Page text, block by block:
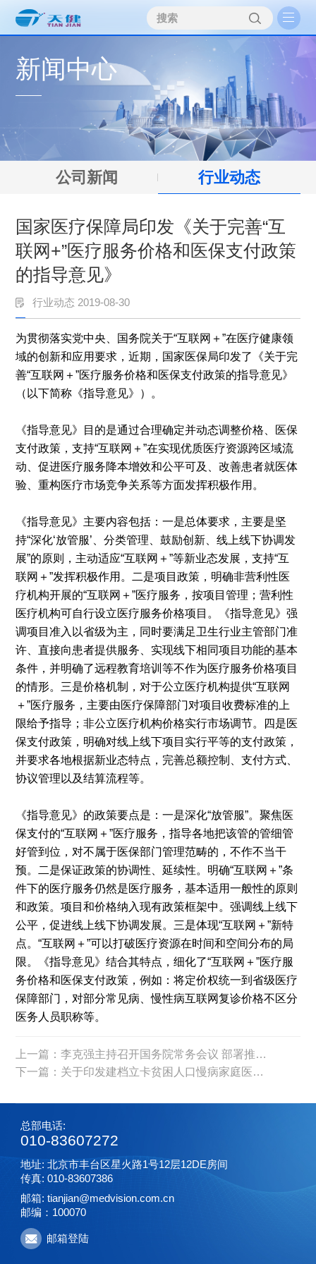
新闻中心
公司新闻 行业动态
国家医疗保障局印发《关于完善“互
联网+”医疗服务价格和医保支付政策
的指导意见》
行业动态 2019-08-30
为贯彻落实党中央、国务院关于“互联网＋”在医疗健康领
域的创新和应用要求，近期，国家医保局印发了《关于完
善“互联网＋”医疗服务价格和医保支付政策的指导意见》
（以下简称《指导意见》）。
《指导意见》目的是通过合理确定并动态调整价格、医保
支付政策，支持“互联网＋”在实现优质医疗资源跨区域流
动、促进医疗服务降本增效和公平可及、改善患者就医体
验、重构医疗市场竞争关系等方面发挥积极作用。
《指导意见》主要内容包括：一是总体要求，主要是坚
持“深化‘放管服’、分类管理、鼓励创新、线上线下协调发
展”的原则，主动适应“互联网＋”等新业态发展，支持“互
联网＋”发挥积极作用。二是项目政策，明确非营利性医
疗机构开展的“互联网＋”医疗服务，按项目管理；营利性
医疗机构可自行设立医疗服务价格项目。《指导意见》强
调项目准入以省级为主，同时要满足卫生行业主管部门准
许、直接向患者提供服务、实现线下相同项目功能的基本
条件，并明确了远程教育培训等不作为医疗服务价格项目
的情形。三是价格机制，对于公立医疗机构提供“互联网
＋”医疗服务，主要由医疗保障部门对项目收费标准的上
限给予指导；非公立医疗机构价格实行市场调节。四是医
保支付政策，明确对线上线下项目实行平等的支付政策，
并要求各地根据新业态特点，完善总额控制、支付方式、
协议管理以及结算流程等。
《指导意见》的政策要点是：一是深化“放管服”。聚焦医
保支付的“互联网＋”医疗服务，指导各地把该管的管细管
好管到位，对不属于医保部门管理范畴的，不作不当干
预。二是保证政策的协调性、延续性。明确“互联网＋”条
件下的医疗服务仍然是医疗服务，基本适用一般性的原则
和政策。项目和价格纳入现有政策框架中。强调线上线下
公平，促进线上线下协调发展。三是体现“互联网＋”新特
点。“互联网＋”可以打破医疗资源在时间和空间分布的局
限。《指导意见》结合其特点，细化了“互联网＋”医疗服
务价格和医保支付政策，例如：将定价权统一到省级医疗
保障部门，对部分常见病、慢性病互联网复诊价格不区分
医务人员职称等。
上一篇：李克强主持召开国务院常务会议 部署推进分级诊疗制度建设
下一篇：关于印发建档立卡贫困人口慢病家庭医生签约服务工作方案的通知
总部电话:
010-83607272
地址: 北京市丰台区星火路1号12层12DE房间
传真: 010-83607386
邮箱: tianjian@medvision.com.cn
邮编：100070
邮箱登陆